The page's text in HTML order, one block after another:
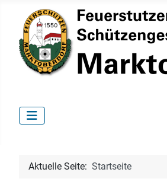
Aktuelle Seite: Startseite